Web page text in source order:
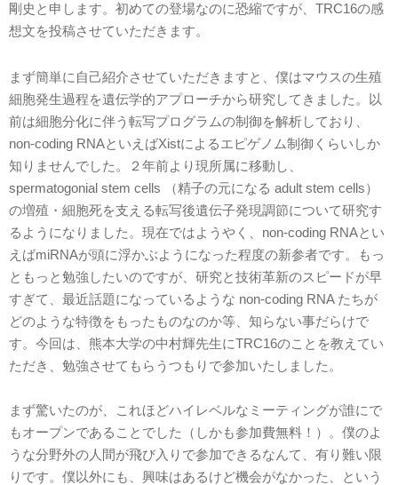
剛史と申します。初めての登場なのに恐縮ですが、TRC16の感
想文を投稿させていただきます。
まず簡単に自己紹介させていただきますと、僕はマウスの生殖
細胞発生過程を遺伝学的アプローチから研究してきました。以
前は細胞分化に伴う転写プログラムの制御を解析しており、
non-coding RNAといえばXistによるエピゲノム制御くらいしか
知りませんでした。２年前より現所属に移動し、
spermatogonial stem cells （精子の元になる adult stem cells）
の増殖・細胞死を支える転写後遺伝子発現調節について研究す
るようになりました。現在ではようやく、non-coding RNAとい
えばmiRNAが頭に浮かぶようになった程度の新参者です。もっ
ともっと勉強したいのですが、研究と技術革新のスピードが早
すぎて、最近話題になっているような non-coding RNA たちが
どのような特徴をもったものなのか等、知らない事だらけで
す。今回は、熊本大学の中村輝先生にTRC16のことを教えてい
ただき、勉強させてもらうつもりで参加いたしました。
まず驚いたのが、これほどハイレベルなミーティングが誰にで
もオープンであることでした（しかも参加費無料！）。僕のよ
うな分野外の人間が飛び入りで参加できるなんて、有り難い限
りです。僕以外にも、興味はあるけど機会がなかった、という